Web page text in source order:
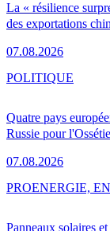
La « résilience
des exportations
07.08.2026
Quatre pays
Russie pour
07.08.2026
POLITIQUE
Panneaux solaires
PROENERGIE,